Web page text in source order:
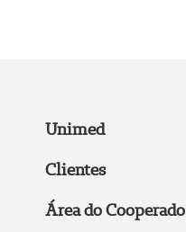
Unimed
Clientes
Área do Cooperado